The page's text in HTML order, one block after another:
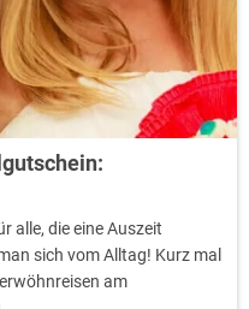
alle, die eine Auszeit
sich vom Alltag! Kurz mal
am